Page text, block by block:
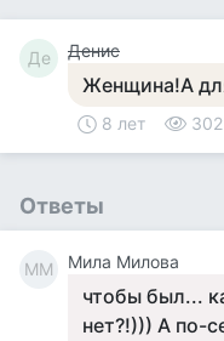
Де Денис
Женщина!А
8 лет 302
Ответы
ММ Мила Милова
чтобы был...
нет?!))) А по-